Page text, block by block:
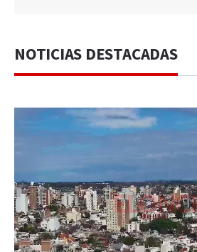
NOTICIAS DESTACADAS